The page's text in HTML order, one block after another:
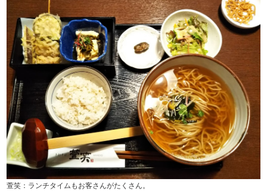
萱笑：ランチタイムもお客さんがたくさん。